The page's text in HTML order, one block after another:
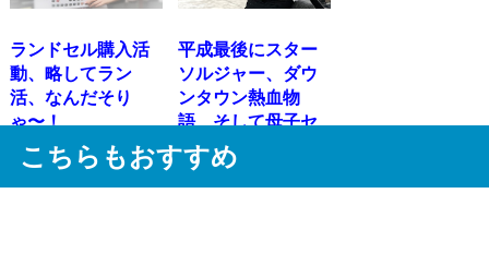
ランドセル購入活
動、略してラン
活、なんだそり
ゃ〜！
平成最後にスター
ソルジャー、ダウ
ンタウン熱血物
語、そして母子セ
ッション...
こちらもおすすめ